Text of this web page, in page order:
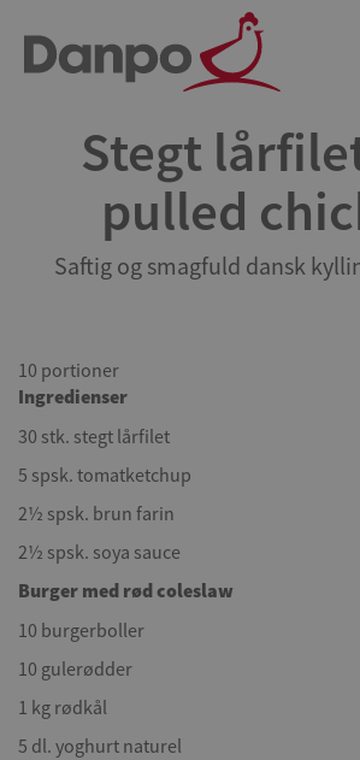
Stegt
pulled
Saftig og smagfuld dansk
10 portioner
Ingredienser
30 stk. stegt lårfilet
5 spsk. tomatketchup
2½ spsk. brun farin
2½ spsk. soya sauce
Burger med rød coleslaw
10 burgerboller
10 gulerødder
1 kg rødkål
5 dl. yoghurt naturel